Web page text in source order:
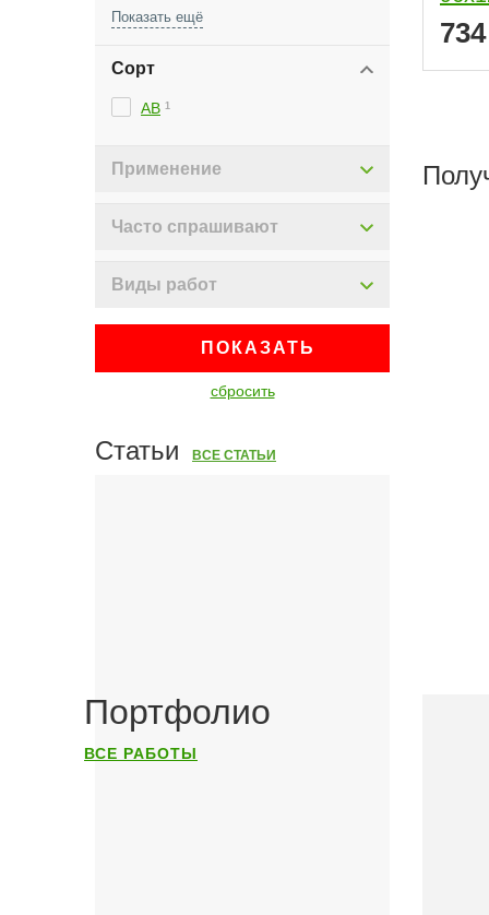
Сорт
АВ 1
Применение
Часто спрашивают
Виды работ
ПОКАЗАТЬ
сбросить
Статьи ВСЕ СТАТЬИ
734
Портфолио
ВСЕ РАБОТЫ